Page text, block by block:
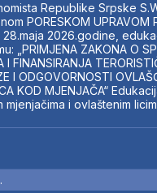
Republike Srpske
PORESKOM UPRAVOM
2026.godine,
„PRIMJENA ZAKONA O
I FINANSIRANJA
I ODGOVORNOSTI
KOD MJENJAČA“
mjenjačima i ovlaštenim